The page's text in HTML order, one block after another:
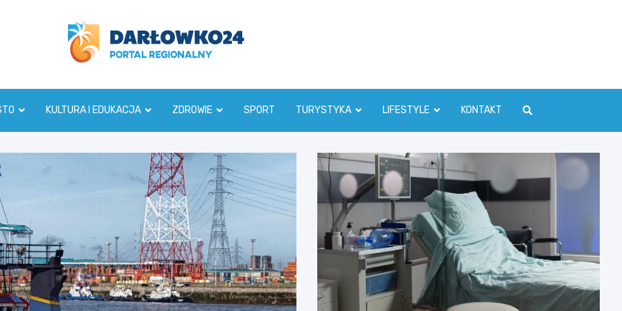
darlowko24.pl
KULTURA I EDUKACJA ZDROWIE SPORT TURYSTYKA LIFESTYLE KONTAKT